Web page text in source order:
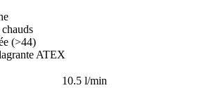
(>44)
ATEX
10.5 l/min